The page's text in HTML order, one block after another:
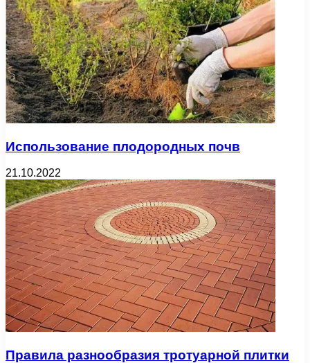
Использование плодородных почв
21.10.2022
Правила разнообразия тротуарной плитки